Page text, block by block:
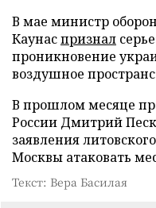
В мае министр
Каунаспризнал
проникновение
воздушное
В прошлом месяце
России Дмитрий
заявления
Москвы атаковать
Текст: Вера Басилая